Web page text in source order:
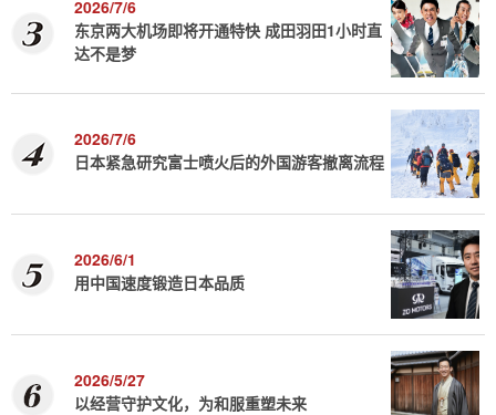
2026/7/6
东京两大机场即将开通特快 成田羽田1小时直
达不是梦
2026/7/6
日本紧急研究富士喷火后的外国游客撤离流程
2026/6/1
用中国速度锻造日本品质
2026/5/27
以经营守护文化，为和服重塑未来